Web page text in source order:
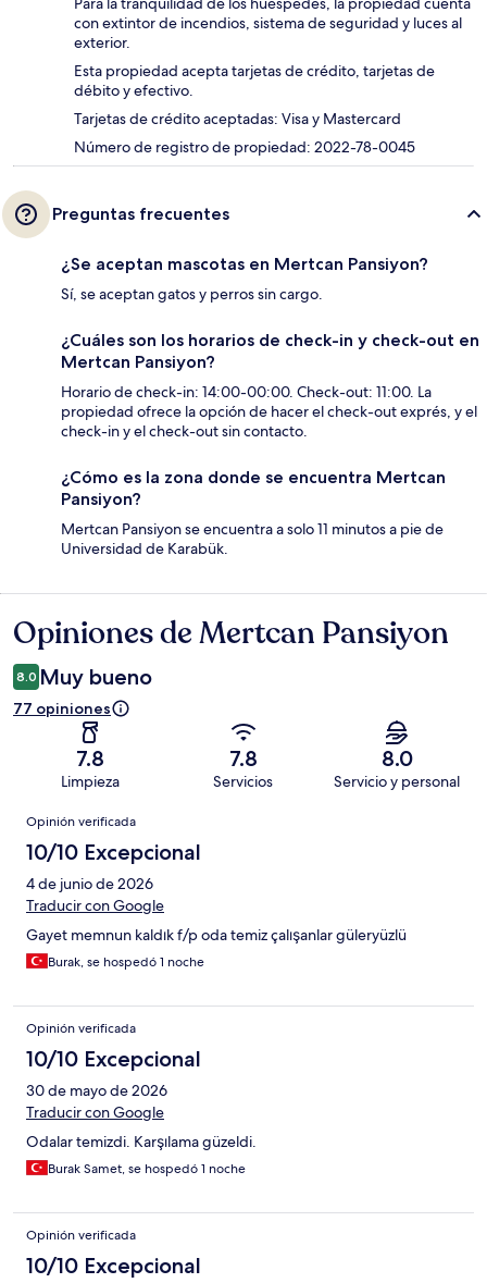
con extintor de incendios, sistema de seguridad y luces al
exterior.
Esta propiedad acepta tarjetas de crédito, tarjetas de
débito y efectivo.
Tarjetas de crédito aceptadas: Visa y Mastercard
Número de registro de propiedad: 2022-78-0045
Preguntas frecuentes
¿Se aceptan mascotas en Mertcan Pansiyon?
Sí, se aceptan gatos y perros sin cargo.
¿Cuáles son los horarios de check-in y check-out en
Mertcan Pansiyon?
Horario de check-in: 14:00-00:00. Check-out: 11:00. La
propiedad ofrece la opción de hacer el check-out exprés, y el
check-in y el check-out sin contacto.
¿Cómo es la zona donde se encuentra Mertcan
Pansiyon?
Mertcan Pansiyon se encuentra a solo 11 minutos a pie de
Universidad de Karabük.
Opiniones
Opiniones de Mertcan Pansiyon
8.0 Muy bueno
77 opiniones
7.8
Limpieza
7.8
Servicios
8.0
Servicio y personal
Opiniones
Opinión verificada
10/10 Excepcional
4 de junio de 2026
Traducir con Google
Gayet memnun kaldık f/p oda temiz çalışanlar güleryüzlü
Burak, se hospedó 1 noche
Opinión verificada
10/10 Excepcional
30 de mayo de 2026
Traducir con Google
Odalar temizdi. Karşılama güzeldi.
Burak Samet, se hospedó 1 noche
Opinión verificada
10/10 Excepcional